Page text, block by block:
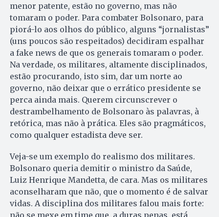
menor patente, estão no governo, mas não
tomaram o poder. Para combater Bolsonaro, para
piorá-lo aos olhos do público, alguns “jornalistas”
(uns poucos são respeitados) decidiram espalhar
a fake news de que os generais tomaram o poder.
Na verdade, os militares, altamente disciplinados,
estão procurando, isto sim, dar um norte ao
governo, não deixar que o errático presidente se
perca ainda mais. Querem circunscrever o
destrambelhamento de Bolsonaro às palavras, à
retórica, mas não à prática. Eles são pragmáticos,
como qualquer estadista deve ser.
Veja-se um exemplo do realismo dos militares.
Bolsonaro queria demitir o ministro da Saúde,
Luiz Henrique Mandetta, de cara. Mas os militares
aconselharam que não, que o momento é de salvar
vidas. A disciplina dos militares falou mais forte:
não se mexe em time que, a duras penas, está